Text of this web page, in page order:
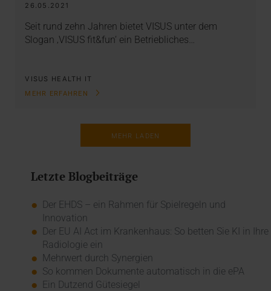
26.05.2021
Seit rund zehn Jahren bietet VISUS unter dem
Slogan ‚VISUS fit&fun‘ ein Betriebliches…
VISUS HEALTH IT
MEHR ERFAHREN
MEHR LADEN
Letzte Blogbeiträge
Der EHDS – ein Rahmen für Spielregeln und
Innovation
Der EU AI Act im Krankenhaus: So betten Sie KI in Ihre
Radiologie ein
Mehrwert durch Synergien
So kommen Dokumente automatisch in die ePA
Ein Dutzend Gütesiegel